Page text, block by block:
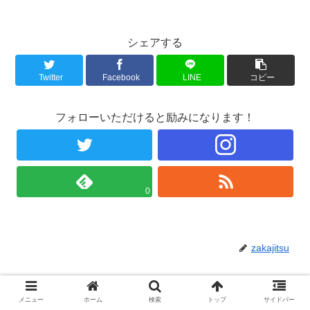
シェアする
Twitter Facebook LINE コピー
フォローいただけると励みになります！
0
zakajitsu
関連記事
メニュー ホーム 検索 トップ サイドバー